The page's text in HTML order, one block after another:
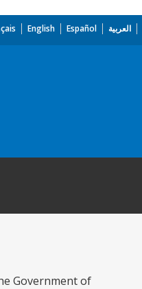
English Español العربية
Government of